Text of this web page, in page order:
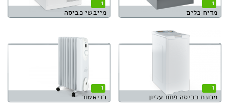
1
מדיח כלים
1
מייבשי כביסה
1
מכונת כביסה פתח עליון
1
רדיאטור